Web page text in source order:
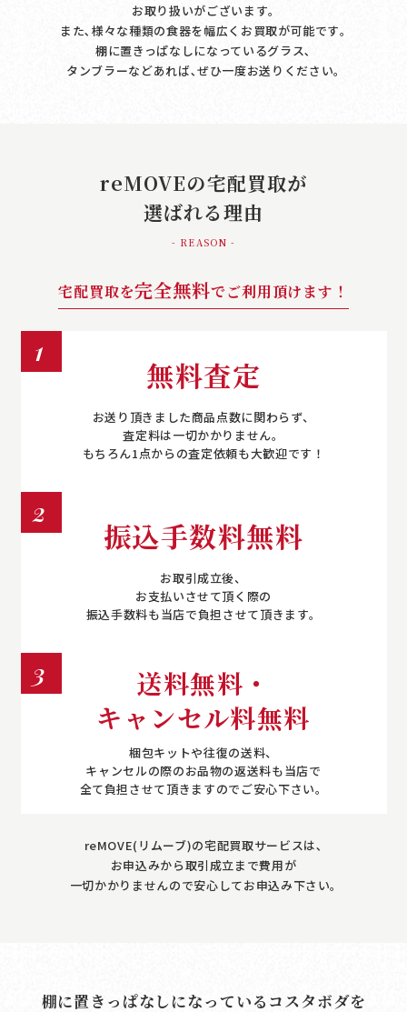
お取り扱いがございます｡
また､様々な種類の食器を幅広くお買取が可能です｡
棚に置きっぱなしになっているグラス､
タンブラーなどあれば､ぜひ一度お送りください｡
reMOVEの宅配買取が
選ばれる理由
- REASON -
宅配買取を完全無料でご利用頂けます！
1
無料査定
お送り頂きました商品点数に関わらず、
査定料は一切かかりません。
もちろん1点からの査定依頼も大歓迎です！
2
振込手数料無料
お取引成立後、
お支払いさせて頂く際の
振込手数料も当店で負担させて頂きます。
3
送料無料・
キャンセル料無料
梱包キットや往復の送料、
キャンセルの際のお品物の返送料も当店で
全て負担させて頂きますのでご安心下さい。
reMOVE(リムーブ)の宅配買取サービスは､
お申込みから取引成立まで費用が
一切かかりませんので安心してお申込み下さい｡
棚に置きっぱなしになっているコスタボダを